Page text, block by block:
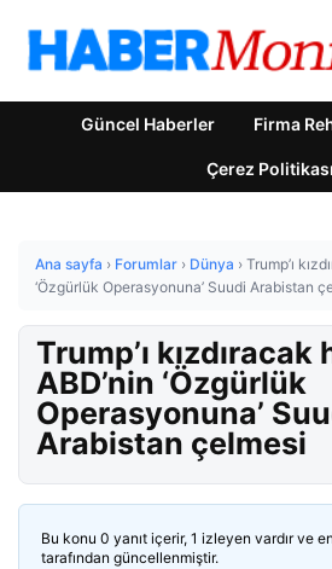
Güncel Haberler Firma
Çerez Politikası
Ana sayfa › Forumlar › Dünya › Trump’ı
‘Özgürlük Operasyonuna’ Suudi Arabistan
Trump’ı kızdıracak
ABD’nin ‘Özgürlük
Operasyonuna’
Arabistan çelmesi
Bu konu 0 yanıt içerir, 1 izleyen vardır ve
tarafından güncellenmiştir.